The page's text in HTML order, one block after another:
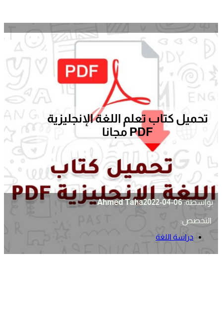
تحميل كتاب تعلم اللغة الإنجليزية
PDF مجانا
بواسطة: Ahmed Taha2022-04-06
التخصص:
دراسة اللغة